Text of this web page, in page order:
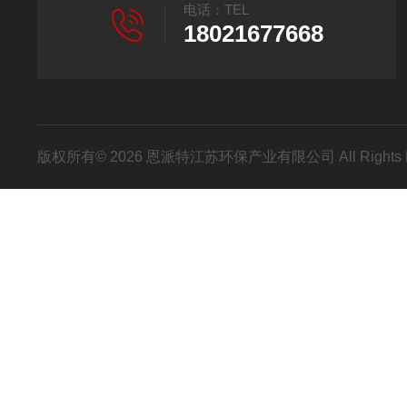
电话：TEL
18021677668
版权所有© 2026 恩派特江苏环保产业有限公司 All